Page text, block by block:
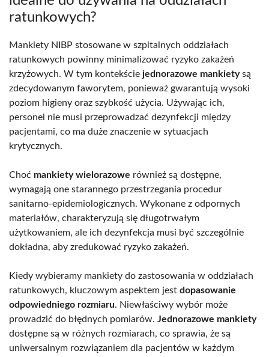
ratunkowych?
Mankiety NIBP stosowane w szpitalnych oddziałach
ratunkowych powinny minimalizować ryzyko zakażeń
krzyżowych. W tym kontekście jednorazowe mankietysą
zdecydowanym faworytem, ponieważ gwarantują wysoki
poziom higieny oraz szybkość użycia. Używając ich,
personel nie musi przeprowadzać dezynfekcji między
pacjentami, co ma duże znaczenie w sytuacjach
krytycznych.
Choć mankiety wielorazowe również są dostępne,
wymagają one starannego przestrzegania procedur
sanitarno-epidemiologicznych. Wykonane z odpornych
materiałów, charakteryzują się długotrwałym
użytkowaniem, ale ich dezynfekcja musi być szczególnie
dokładna, aby zredukować ryzyko zakażeń.
Kiedy wybieramy mankiety do zastosowania w oddziałach
ratunkowych, kluczowym aspektem jest dopasowanie
odpowiedniego rozmiaru. Niewłaściwy wybór może
prowadzić do błędnych pomiarów. Jednorazowe mankiety
dostępne są w różnych rozmiarach, co sprawia, że są
uniwersalnym rozwiązaniem dla pacjentów w każdym